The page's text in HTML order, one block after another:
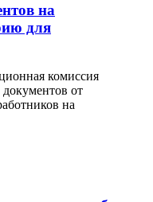
на
для
комиссия
от
на